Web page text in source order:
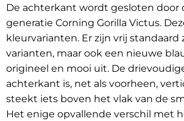
De achterkant wordt gesloten door
generatie Corning Gorilla Victus.
kleurvarianten. Er zijn vrij standaard
varianten, maar ook een nieuwe
origineel en mooi uit. De
achterkant is, net als voorheen,
steekt iets boven het vlak van de
Het enige opvallende verschil met